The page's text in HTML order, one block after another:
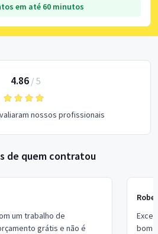
em até 60 minutos
4.86/ 5
nossos profissionais
de quem contratou
um trabalho de
grátis e não é
bom